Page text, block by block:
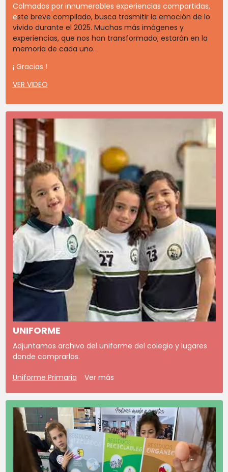
Colmados por innumerables experiencias compartidas,
este breve compilado, busca trasmitir la emoción de lo
vivido durante el 2025. Muchas más imágenes y
experiencias, que nos han transformado, estarán en la
memoria de cada uno.
¡ Gracias !
VER VIDEO
UNIFORME
Adjuntamos archivo del uniforme del colegio y lugares
donde comprarlos.
Uniforme Primaria Ver más